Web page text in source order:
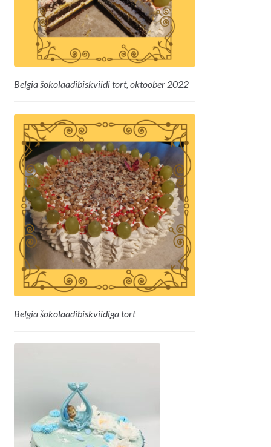
Belgia šokolaadibiskviidi tort, oktoober 2022
Belgia šokolaadibiskviidiga tort